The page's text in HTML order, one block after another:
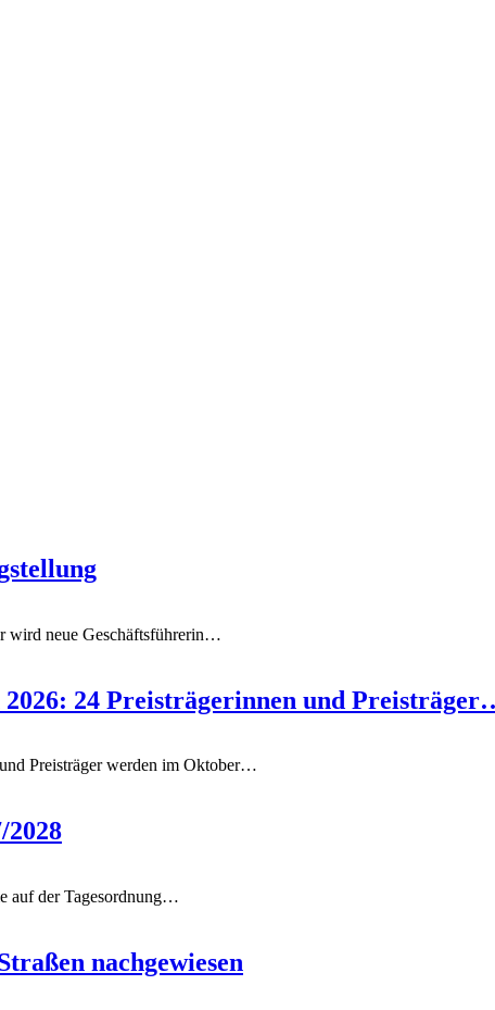
wird neue Geschäftsführerin…
24 Preisträgerinnen und
Preisträger werden im Oktober…
2028
auf der Tagesordnung…
nachgewiesen